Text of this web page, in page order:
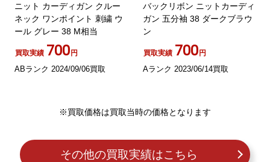
ニット カーディガン クルー
ネック ワンポイント 刺繍 ウ
ール グレー 38 M相当
買取実績 700円
ABランク 2024/09/06買取
バックリボン ニットカーディ
ガン 五分袖 38 ダークブラウ
ン
買取実績 700円
Aランク 2023/06/14買取
※買取価格は買取当時の価格となります
その他の買取実績はこちら